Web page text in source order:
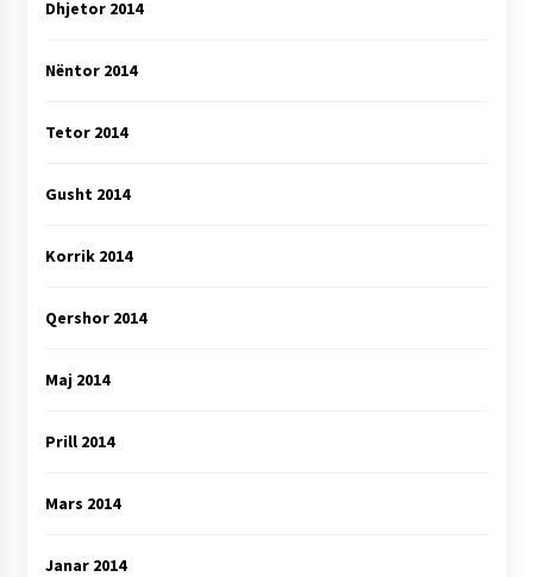
Dhjetor 2014
Nëntor 2014
Tetor 2014
Gusht 2014
Korrik 2014
Qershor 2014
Maj 2014
Prill 2014
Mars 2014
Janar 2014